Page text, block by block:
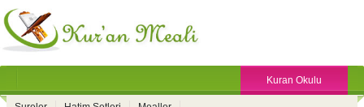
Kuran Okulu